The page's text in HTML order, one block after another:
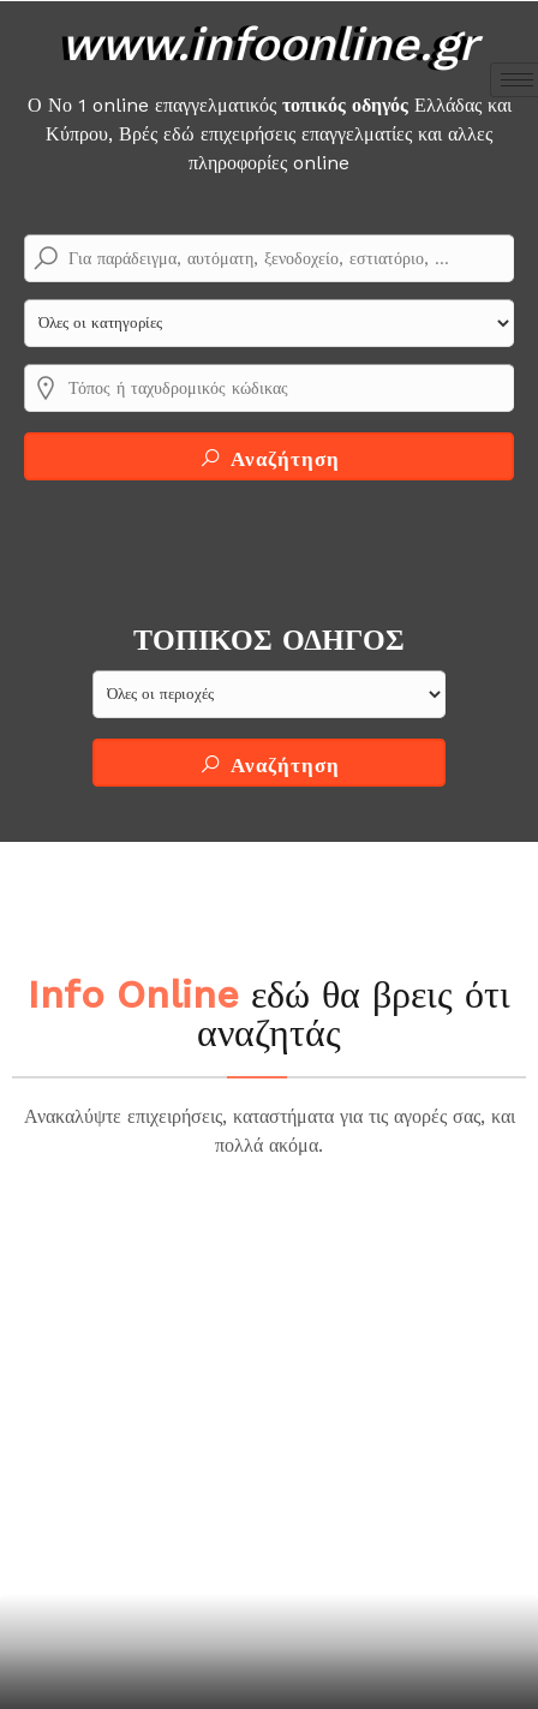
www.infoonline.gr
Ο Νο 1 online επαγγελματικός τοπικός οδηγόςΕλλάδας και
Κύπρου, Βρές εδώ επιχειρήσεις επαγγελματίες και αλλες
πληροφορίες online
Αναζήτηση
ΤΟΠΙΚΟΣ ΟΔΗΓΟΣ
Αναζήτηση
Info Online εδώ θα βρεις ότι
αναζητάς
Ανακαλύψτε επιχειρήσεις, καταστήματα για τις αγορές σας, και
πολλά ακόμα.